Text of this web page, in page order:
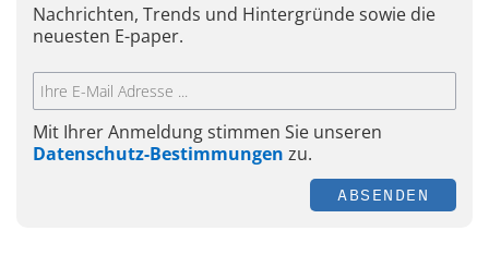
Nachrichten, Trends und Hintergründe sowie die
neuesten E-paper.
Mit Ihrer Anmeldung stimmen Sie unseren
Datenschutz-Bestimmungen zu.
ABSENDEN